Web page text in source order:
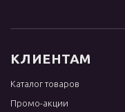
КЛИЕНТАМ
Каталог товаров
Промо-акции